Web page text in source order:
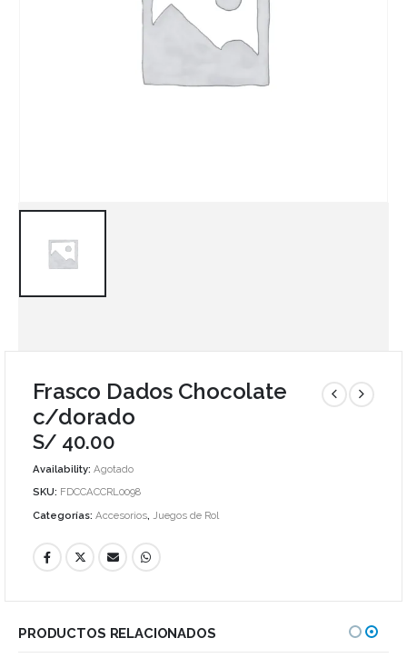
Frasco Dados Chocolate
c/dorado
S/ 40.00
Availability: Agotado
SKU: FDCCACCRL0098
Categorías: Accesorios, Juegos de Rol
PRODUCTOS RELACIONADOS